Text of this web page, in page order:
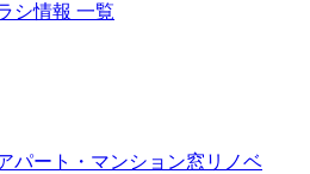
シ情報 一覧
パート・マンション窓リノベ